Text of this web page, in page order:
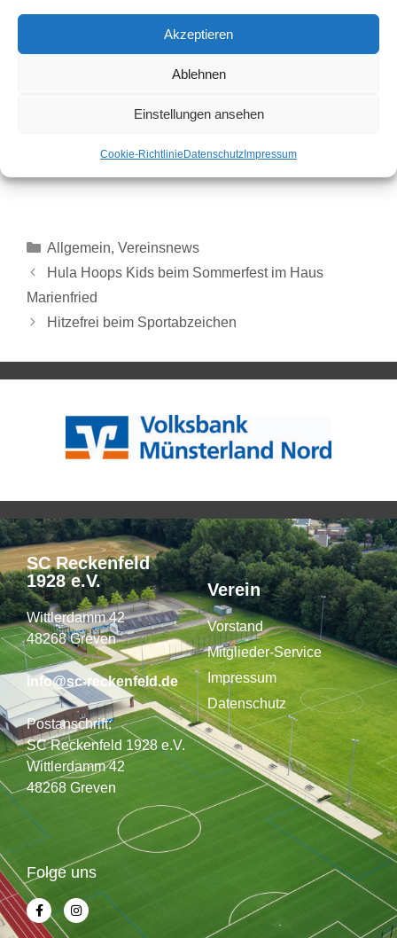
Akzeptieren
Ablehnen
Einstellungen ansehen
Cookie-Richtlinie Datenschutz Impressum
Kassenprüfer/in
Verschiedenes
Allgemein, Vereinsnews
Hula Hoops Kids beim Sommerfest im Haus
Marienfried
Hitzefrei beim Sportabzeichen
SC Reckenfeld
1928 e.V.
Wittlerdamm 42
48268 Greven
info@sc-reckenfeld.de
Postanschrift:
SC Reckenfeld 1928 e.V.
Wittlerdamm 42
48268 Greven
Verein
Vorstand
Mitglieder-Service
Impressum
Datenschutz
Folge uns